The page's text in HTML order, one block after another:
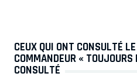
CEUX QUI ONT CONSULTÉ
COMMANDEUR «
CONSULTÉ